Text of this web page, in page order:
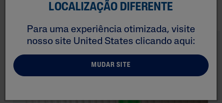
LOCALIZAÇÃO DIFERENTE
Para uma experiência otimizada, visite
nosso site United States clicando aqui:
MUDAR SITE